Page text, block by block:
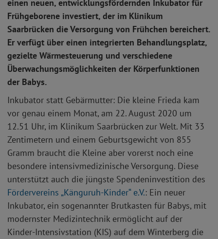
einen neuen, entwicklungsfördernden Inkubator für
Frühgeborene investiert, der im Klinikum
Saarbrücken die Versorgung von Frühchen bereichert.
Er verfügt über einen integrierten Behandlungsplatz,
gezielte Wärmesteuerung und verschiedene
Überwachungsmöglichkeiten der Körperfunktionen
der Babys.
Inkubator statt Gebärmutter: Die kleine Frieda kam
vor genau einem Monat, am 22. August 2020 um
12.51 Uhr, im Klinikum Saarbrücken zur Welt. Mit 33
Zentimetern und einem Geburtsgewicht von 855
Gramm braucht die Kleine aber vorerst noch eine
besondere intensivmedizinische Versorgung. Diese
unterstützt auch die jüngste Spendeninvestition des
Fördervereins „Känguruh-Kinder“ e.V.: Ein neuer
Inkubator, ein sogenannter Brutkasten für Babys, mit
modernster Medizintechnik ermöglicht auf der
Kinder-Intensivstation (KIS) auf dem Winterberg die